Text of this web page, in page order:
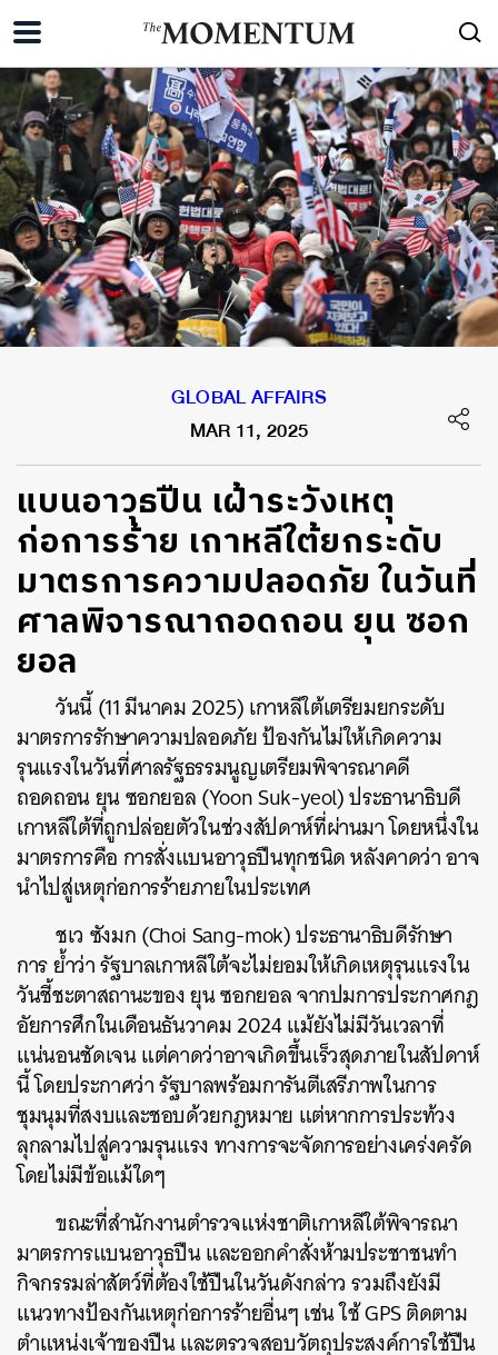
GLOBAL AFFAIRS
MAR 11, 2025
แบนอาวุธปืน เฝ้าระวังเหตุ
ก่อการร้าย เกาหลีใต้ยกระดับ
มาตรการความปลอดภัย ในวันที่
ศาลพิจารณาถอดถอน ยุน ซอก
ยอล
วันนี้ (11 มีนาคม 2025) เกาหลีใต้เตรียมยกระดับ
มาตรการรักษาความปลอดภัย ป้องกันไม่ให้เกิดความ
รุนแรงในวันที่ศาลรัฐธรรมนูญเตรียมพิจารณาคดี
ถอดถอน ยุน ซอกยอล (Yoon Suk-yeol) ประธานาธิบดี
เกาหลีใต้ที่ถูกปล่อยตัวในช่วงสัปดาห์ที่ผ่านมา โดยหนึ่งใน
มาตรการคือ การสั่งแบนอาวุธปืนทุกชนิด หลังคาดว่า อาจ
นำไปสู่เหตุก่อการร้ายภายในประเทศ
ชเว ซังมก (Choi Sang-mok) ประธานาธิบดีรักษา
การ ย้ำว่า รัฐบาลเกาหลีใต้จะไม่ยอมให้เกิดเหตุรุนแรงใน
วันชี้ชะตาสถานะของ ยุน ซอกยอล จากปมการประกาศกฎ
อัยการศึกในเดือนธันวาคม 2024 แม้ยังไม่มีวันเวลาที่
แน่นอนชัดเจน แต่คาดว่าอาจเกิดขึ้นเร็วสุดภายในสัปดาห์
นี้ โดยประกาศว่า รัฐบาลพร้อมการันตีเสรีภาพในการ
ชุมนุมที่สงบและชอบด้วยกฎหมาย แต่หากการประท้วง
ลุกลามไปสู่ความรุนแรง ทางการจะจัดการอย่างเคร่งครัด
โดยไม่มีข้อแม้ใดๆ
ขณะที่สำนักงานตำรวจแห่งชาติเกาหลีใต้พิจารณา
มาตรการแบนอาวุธปืน และออกคำสั่งห้ามประชาชนทำ
กิจกรรมล่าสัตว์ที่ต้องใช้ปืนในวันดังกล่าว รวมถึงยังมี
แนวทางป้องกันเหตุก่อการร้ายอื่นๆ เช่น ใช้ GPS ติดตาม
ตำแหน่งเจ้าของปืน และตรวจสอบวัตถุประสงค์การใช้ปืน